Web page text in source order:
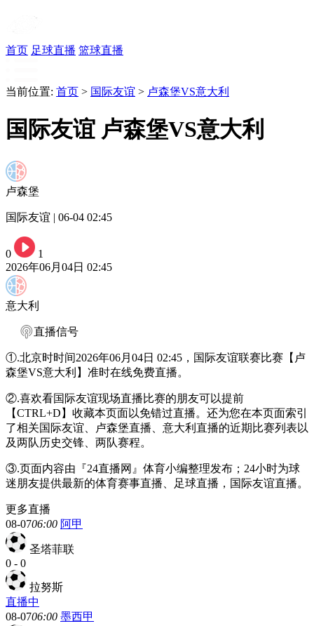
首页 足球直播 篮球直播
当前位置: 首页 > 国际友谊 > 卢森堡VS意大利
国际友谊 卢森堡VS意大利
卢森堡
国际友谊 | 06-04 02:45
0
1
2026年06月04日 02:45
意大利
直播信号
①.北京时时间2026年06月04日 02:45，国际友谊联赛比赛【卢
森堡VS意大利】准时在线免费直播。
②.喜欢看国际友谊现场直播比赛的朋友可以提前
【CTRL+D】收藏本页面以免错过直播。还为您在本页面索引
了相关国际友谊、卢森堡直播、意大利直播的近期比赛列表以
及两队历史交锋、两队赛程。
③.页面内容由『24直播网』体育小编整理发布；24小时为球
迷朋友提供最新的体育赛事直播、足球直播，国际友谊直播。
更多直播
08-0706:00 阿甲
圣塔菲联
0 - 0
拉努斯
直播中
08-0706:00 墨西甲